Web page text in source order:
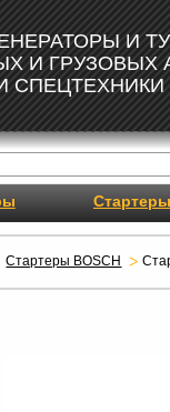
И
И ГРУЗОВЫХ
СПЕЦТЕХНИКИ
Стартеры
Стартеры BOSCH